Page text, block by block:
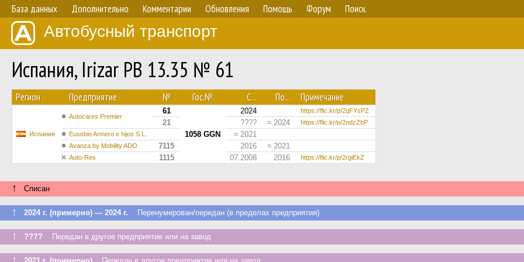
База данных Дополнительно Комментарии Обновления Помощь Форум Поиск
Автобусный транспорт
Испания, Irizar PB 13.35 № 61
Регион Предприятие № Гос.№ С... По... Примечание
Испания
Autocares Premier
61
1058 GGN
2024 https://flic.kr/p/2qFYsPZ
21 ???? ≈ 2024
https://flic.kr/p/2ndzZbP
Eusebio Armero e hijos S.L.
≈ 2021
Avanza by Mobility ADO 7115 2016 ≈ 2021
Auto-Res 1115 07.2008 2016 https://flic.kr/p/2rgiEkZ
↑ Списан
↑ 2024 г. (примерно) — 2024 г. Перенумерован/передан (в пределах предприятия)
↑ ???? Передан в другое предприятие или на завод
↑